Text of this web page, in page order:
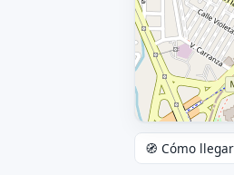
🧭 Cómo llegar